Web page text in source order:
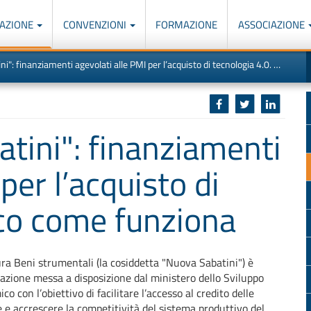
CONVENZIONI FORMAZIONE ASSOCIAZIONE
agevolati alle PMI per l’acquisto di tecnologia 4.0. Ecco come funziona
finanziamenti
l’acquisto di
come funziona
Beni strumentali (la cosiddetta "Nuova Sabatini") è
messa a disposizione dal ministero dello Sviluppo
con l’obiettivo di facilitare l’accesso al credito delle